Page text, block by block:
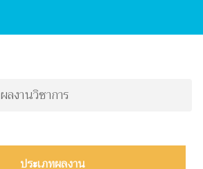
ผลงานวิชาการ
ประเภทผลงาน